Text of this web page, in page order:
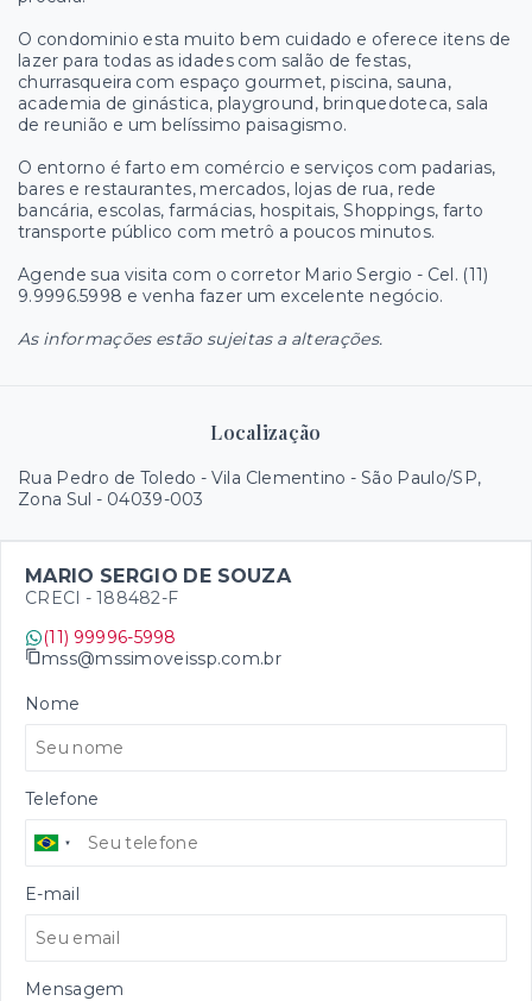
O condominio esta muito bem cuidado e oferece itens de
lazer para todas as idades com salão de festas,
churrasqueira com espaço gourmet, piscina, sauna,
academia de ginástica, playground, brinquedoteca, sala
de reunião e um belíssimo paisagismo.
O entorno é farto em comércio e serviços com padarias,
bares e restaurantes, mercados, lojas de rua, rede
bancária, escolas, farmácias, hospitais, Shoppings, farto
transporte público com metrô a poucos minutos.
Agende sua visita com o corretor Mario Sergio - Cel. (11)
9.9996.5998 e venha fazer um excelente negócio.
As informações estão sujeitas a alterações.
Localização
Rua Pedro de Toledo - Vila Clementino - São Paulo/SP,
Zona Sul - 04039-003
MARIO SERGIO DE SOUZA
CRECI - 188482-F
(11) 99996-5998
mss@mssimoveissp.com.br
Nome
Telefone
E-mail
Mensagem